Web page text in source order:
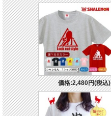
価格:2,480円(税込)